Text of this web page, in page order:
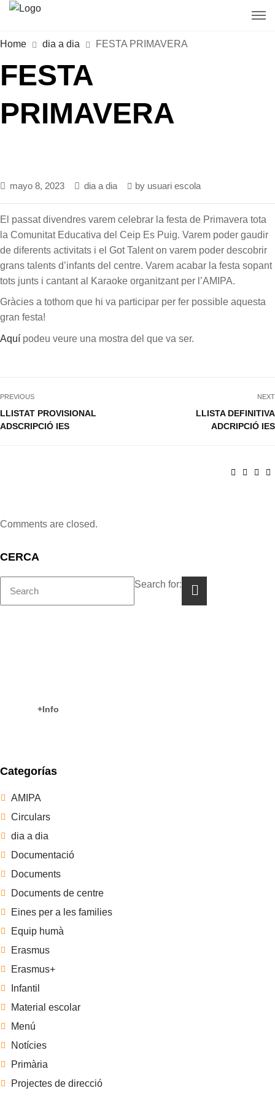
Home dia a dia FESTA PRIMAVERA
FESTA
PRIMAVERA
mayo 8, 2023 dia a dia by usuari escola
El passat divendres varem celebrar la festa de Primavera tota
la Comunitat Educativa del Ceip Es Puig. Varem poder gaudir
de diferents activitats i el Got Talent on varem poder descobrir
grans talents d’infants del centre. Varem acabar la festa sopant
tots junts i cantant al Karaoke organitzant per l’AMIPA.
Gràcies a tothom que hi va participar per fer possible aquesta
gran festa!
Aquí podeu veure una mostra del que va ser.
PREVIOUS
LLISTAT PROVISIONAL
ADSCRIPCIÓ IES
NEXT
LLISTA DEFINITIVA
ADCRIPCIÓ IES
Comments are closed.
CERCA
Search for:
+Info
Categorías
AMIPA
Circulars
dia a dia
Documentació
Documents
Documents de centre
Eines per a les families
Equip humà
Erasmus
Erasmus+
Infantil
Material escolar
Menú
Notícies
Primària
Projectes de direcció